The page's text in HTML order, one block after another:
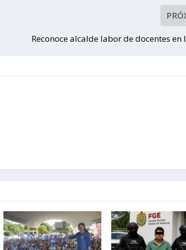
Reconoce alcalde labor de docentes en